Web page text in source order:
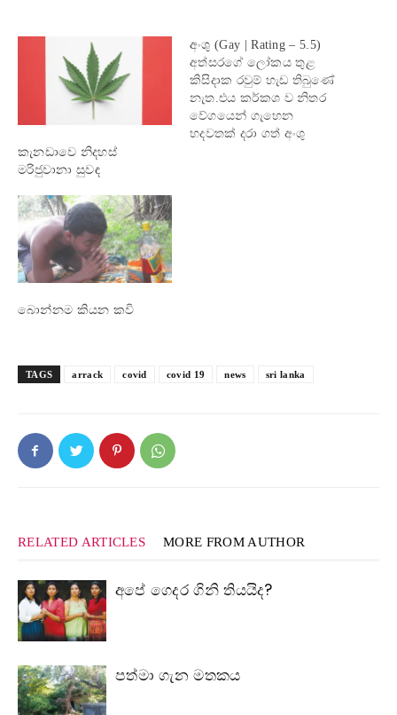
කැනඩාවෙ නිදහස්
මරිජුවානා සුවඳ
අංශු (Gay | Rating – 5.5)
අත්සරගේ ලෝකය තුළ
කිසිදාක රවුම් හැඩ තිබුණේ
නැත.එය කර්කශ ව නිතර
වේගයෙන් ගැහෙන
හදවතක් දරා ගත් අංශු
බොන්නම කියන කවි
TAGS arrack covid covid 19 news sri lanka
RELATED ARTICLES MORE FROM AUTHOR
අපේ ගෙදර ගිනි තියයිද?
පත්මා ගැන මතකය